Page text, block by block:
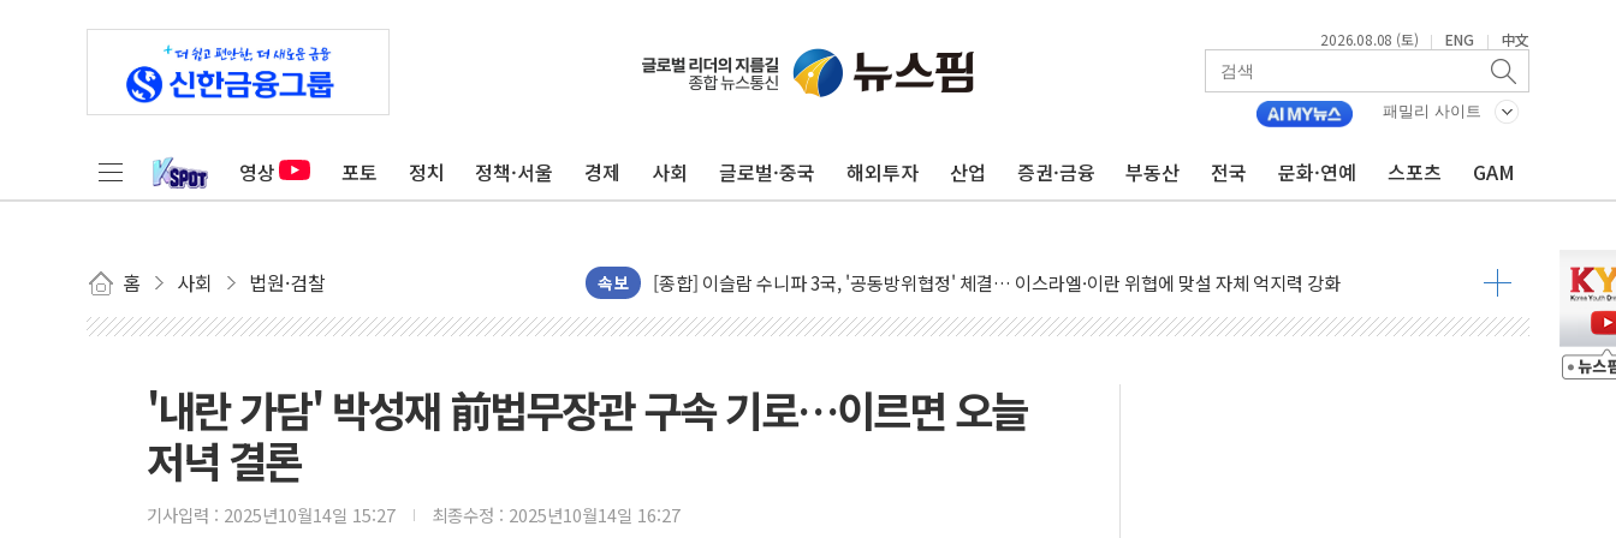
2026.08.08 (토) | ENG | 中文
패밀리 사이트
영상 포토 정치 정책·서울 경제 사회 글로벌·중국 해외투자 산업 증권·금융 부동산 전국 문화·연예 스포츠 GAM
홈 사회 법원·검찰 속보
유럽증시, 美 고용 예상 밖 부진에 연준 금리 인상 가능성 낮아지며 상승… STOXX 600 지수는 나흘 연속 최고치
미 연준 매파 기세 꺾이나…고용 감소에 9월 동결 전망 우세
트럼프, 백신·자폐증 행정명령 검토…"이르면 다음 주"
美 항소법원, 백악관 무도회장 공사 중단 명령…트럼프 제동
美 고용 쇼크에 엔화 장중 급등…시장은 "또 개입했나" 촉각
[AI MY 뉴스] 뉴욕 반도체주 프리뷰...美 고용 쇼크에 반도체주 '활짝'
'내란 가담' 박성재 前법무장관 구속 기로…이르면 오늘
저녁 결론
기사입력 : 2025년10월14일 15:27 최종수정 : 2025년10월14일 16:27